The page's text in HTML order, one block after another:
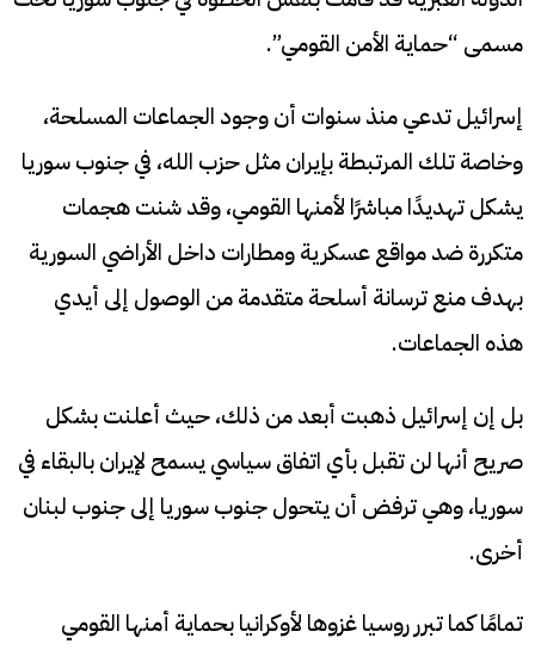
مسمى “حماية الأمن القومي”.
إسرائيل تدعي منذ سنوات أن وجود الجماعات المسلحة،
وخاصة تلك المرتبطة بإيران مثل حزب الله، في جنوب سوريا
يشكل تهديدًا مباشرًا لأمنها القومي، وقد شنت هجمات
متكررة ضد مواقع عسكرية ومطارات داخل الأراضي السورية
بهدف منع ترسانة أسلحة متقدمة من الوصول إلى أيدي
هذه الجماعات.
بل إن إسرائيل ذهبت أبعد من ذلك، حيث أعلنت بشكل
صريح أنها لن تقبل بأي اتفاق سياسي يسمح لإيران بالبقاء في
سوريا، وهي ترفض أن يتحول جنوب سوريا إلى جنوب لبنان
أخرى.
تمامًا كما تبرر روسيا غزوها لأوكرانيا بحماية أمنها القومي